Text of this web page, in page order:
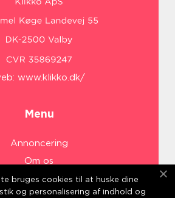
www.klikko.dk/
Menu
Annoncering
Om os
Cookies
bruges cookies til at huske dine
og personalisering af indhold og